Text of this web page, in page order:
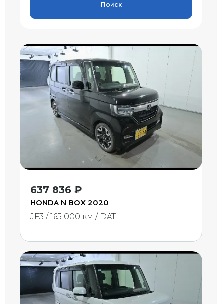
Поиск
637 836 ₽
HONDA N BOX 2020
JF3 / 165 000 км / DAT